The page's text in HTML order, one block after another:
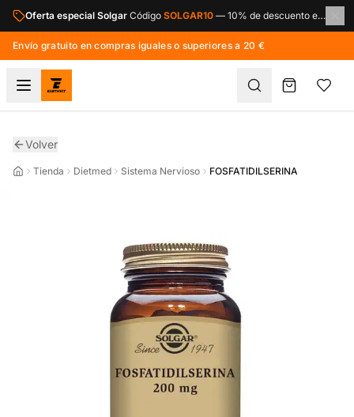
Saltar al contenido principal
Oferta especial Solgar Código SOLGAR10 — 10% de descuento en toda la marca Solgar.
Envío gratuito en compras iguales o superiores a 20 €
Volver
Tienda Dietmed Sistema Nervioso FOSFATIDILSERINA